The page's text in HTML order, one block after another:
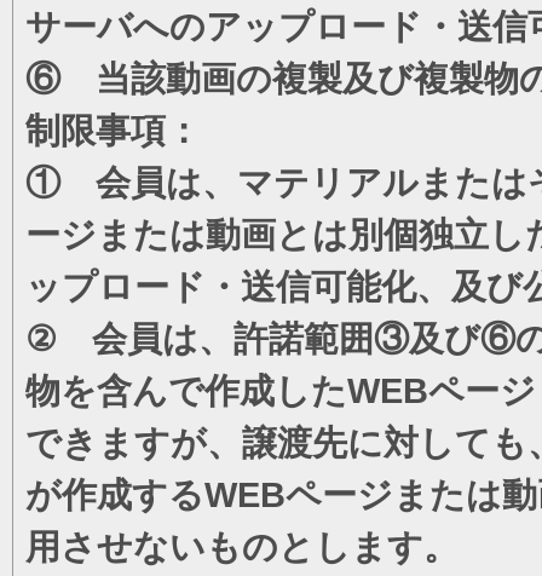
サーバへのアップロード・送信
⑥ 当該動画の複製及び複製物
制限事項：
① 会員は、マテリアルまたは
ージまたは動画とは別個独立
ップロード・送信可能化、及
② 会員は、許諾範囲③及び⑥の
物を含んで作成したWEBペー
できますが、譲渡先に対して
が作成するWEBページまたは
用させないものとします。